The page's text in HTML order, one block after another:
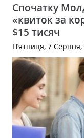
Спочатку
«квиток за
$15 тисяч
П’ятниця, 7 Серпня,